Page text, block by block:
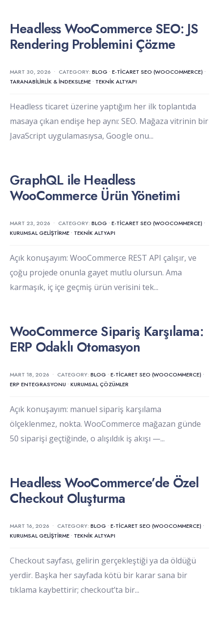
Headless WooCommerce SEO: JS
Rendering Problemini Çözme
MART 30, 2026 • CATEGORY: BLOG • E-TICARET SEO (WOOCOMMERCE) •
TARANABILIRLIK & İNDEKSLEME • TEKNIK ALTYAPI
Headless ticaret üzerine yaptığım her ilk toplantıda
masaya çıkan endişe hep aynı: SEO. Mağaza vitrinin bir
JavaScript uygulamasıysa, Google onu...
GraphQL ile Headless
WooCommerce Ürün Yönetimi
MART 23, 2026 • CATEGORY: BLOG • E-TICARET SEO (WOOCOMMERCE) •
KURUMSAL GELIŞTIRME • TEKNIK ALTYAPI
Açık konuşayım: WooCommerce REST API çalışır, ve
çoğu projede onunla gayet mutlu olursun. Ama
karmaşık, iç içe geçmiş ürün verisini tek...
WooCommerce Sipariş Karşılama:
ERP Odaklı Otomasyon
MART 18, 2026 • CATEGORY: BLOG • E-TICARET SEO (WOOCOMMERCE) •
ERP ENTEGRASYONU • KURUMSAL ÇÖZÜMLER
Açık konuşayım: manuel sipariş karşılama
ölçeklenmez, nokta. WooCommerce mağazan günde
50 siparişi geçtiğinde, o alışıldık iş akışı —...
Headless WooCommerce’de Özel
Checkout Oluşturma
MART 16, 2026 • CATEGORY: BLOG • E-TICARET SEO (WOOCOMMERCE) •
KURUMSAL GELIŞTIRME • TEKNIK ALTYAPI
Checkout sayfası, gelirin gerçekleştiği ya da öldüğü
yerdir. Başka her sayfada kötü bir karar sana bir
tıklama kaybettirir; checkout’ta bir...